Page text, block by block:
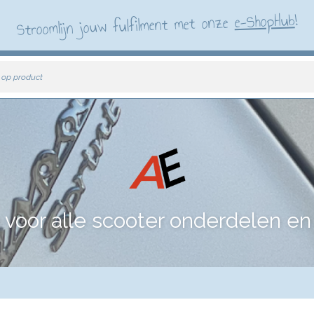
Stroomlijn jouw fulfilment met onzee-ShopHub!
op product
alle scooter onderdelen